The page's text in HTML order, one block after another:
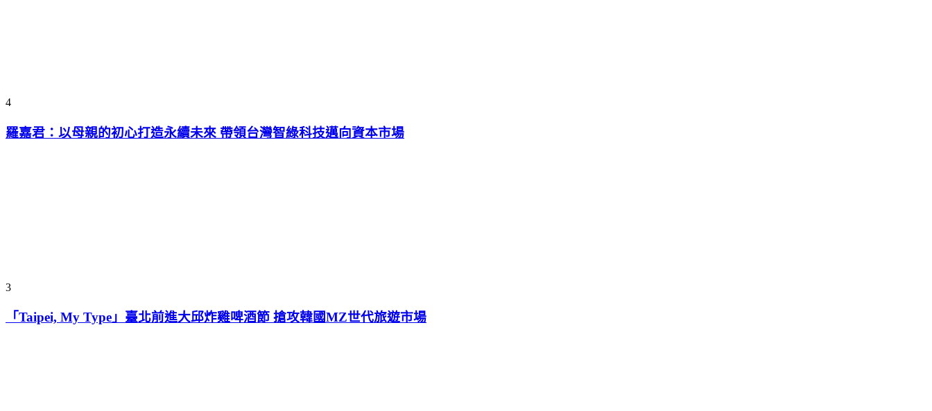
4
羅嘉君：以母親的初心打造永續未來 帶領台灣智綠科技邁向資本市場
3
「Taipei, My Type」臺北前進大邱炸雞啤酒節 搶攻韓國MZ世代旅遊市場